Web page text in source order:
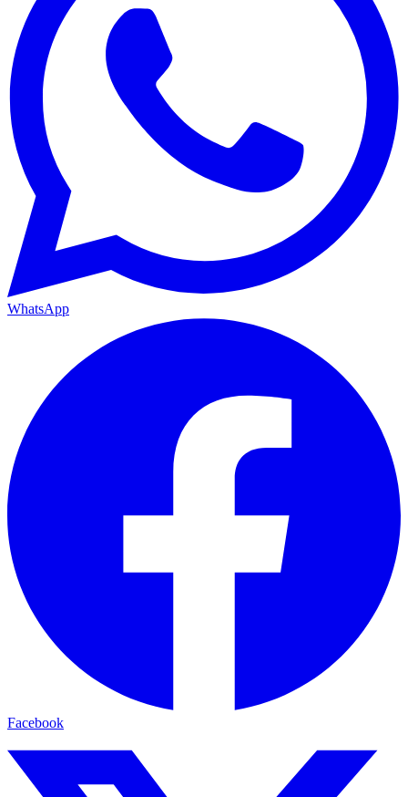
WhatsApp
Facebook